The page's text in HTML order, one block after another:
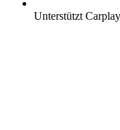
Unterstützt